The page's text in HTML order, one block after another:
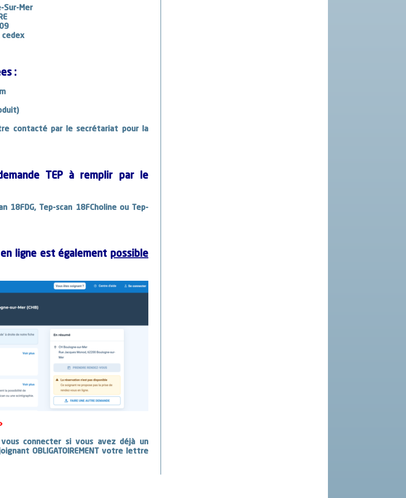
-Sur-Mer
cedex
:
contacté par le secrétariat pour la
TEP à remplir par le
18FDG, Tep-scan 18FCholine ou
Tep-
ligne est également possible
connecter si vous avez déjà un
OBLIGATOIREMENT votre lettre